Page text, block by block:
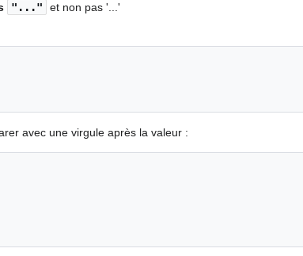
"..."
et non pas '...'
avec une virgule après la valeur :